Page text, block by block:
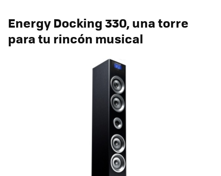
Energy Docking 330, una torre
para tu rincón musical